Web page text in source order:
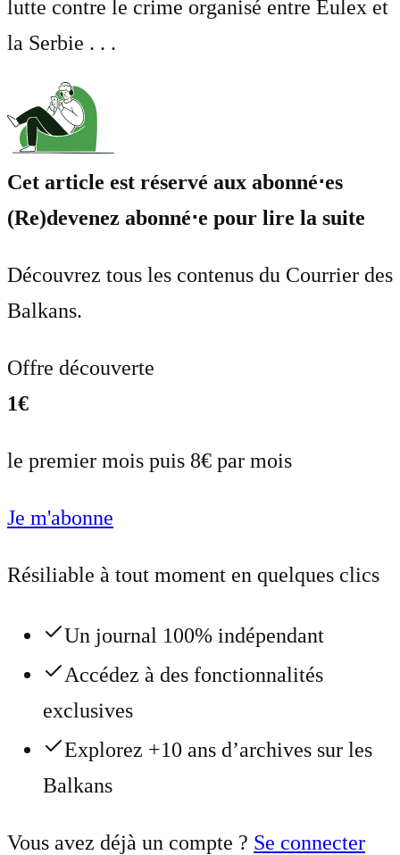
lutte contre le crime organisé entre Eulex et
la Serbie . . .
Cet article est réservé aux abonné⋅es
(Re)devenez abonné⋅e pour lire la suite
Découvrez tous les contenus du Courrier des
Balkans.
Offre découverte
1€
le premier mois puis 8€ par mois
Je m'abonne
Résiliable à tout moment en quelques clics
Un journal 100% indépendant
Accédez à des fonctionnalités
exclusives
Explorez +10 ans d’archives sur les
Balkans
Vous avez déjà un compte ? Se connecter